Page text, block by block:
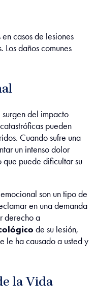
casos de lesiones
Los daños comunes
surgen del impacto
pueden
Cuando sufre una
un intenso dolor
puede dificultar su
son un tipo de
en una demanda
derecho a
de su lesión,
le ha causado a usted y
la Vida